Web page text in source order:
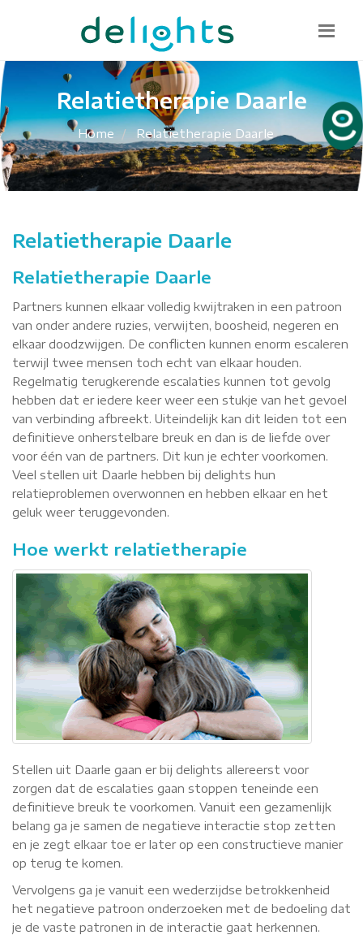
085 130 1482
info@delights.nu
Relatietherapie Daarle
Home Relatietherapie Daarle
Relatietherapie Daarle
Relatietherapie Daarle
Partners kunnen elkaar volledig kwijtraken in een patroon
van onder andere ruzies, verwijten, boosheid, negeren en
elkaar doodzwijgen. De conflicten kunnen enorm escaleren
terwijl twee mensen toch echt van elkaar houden.
Regelmatig terugkerende escalaties kunnen tot gevolg
hebben dat er iedere keer weer een stukje van het gevoel
van verbinding afbreekt. Uiteindelijk kan dit leiden tot een
definitieve onherstelbare breuk en dan is de liefde over
voor één van de partners. Dit kun je echter voorkomen.
Veel stellen uit Daarle hebben bij delights hun
relatieproblemen overwonnen en hebben elkaar en het
geluk weer teruggevonden.
Hoe werkt relatietherapie
Stellen uit Daarle gaan er bij delights allereerst voor
zorgen dat de escalaties gaan stoppen teneinde een
definitieve breuk te voorkomen. Vanuit een gezamenlijk
belang ga je samen de negatieve interactie stop zetten
en je zegt elkaar toe er later op een constructieve manier
op terug te komen.
Vervolgens ga je vanuit een wederzijdse betrokkenheid
het negatieve patroon onderzoeken met de bedoeling dat
je de vaste patronen in de interactie gaat herkennen.